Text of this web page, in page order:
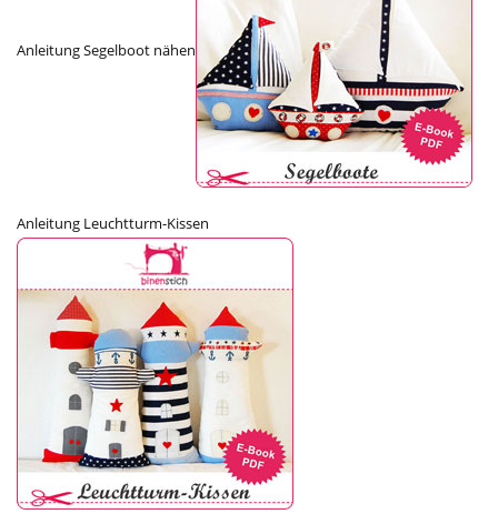
Anleitung Segelboot nähen
Anleitung Leuchtturm-Kissen